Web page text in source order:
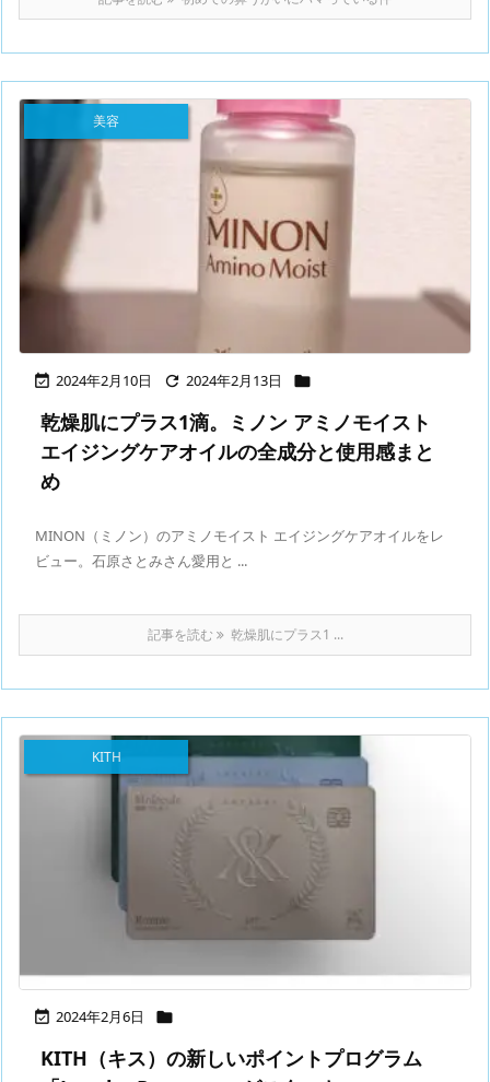
 2024年2月10日  2024年2月13日 
美容
乾燥肌にプラス1滴。ミノン アミノモイスト
エイジングケアオイルの全成分と使用感まと
め
MINON（ミノン）のアミノモイスト エイジングケアオイルをレ
ビュー。石原さとみさん愛用と ...
記事を読む 乾燥肌にプラス1 ...
 2024年2月6日 
KITH
KITH（キス）の新しいポイントプログラム